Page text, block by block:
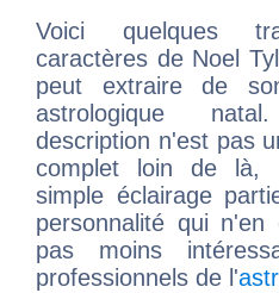
Voici quelques
caractères de Noel
peut extraire de
astrologique
description n'est pas
complet loin de là,
simple éclairage
personnalité qui n'en
pas moins
professionnels de l'